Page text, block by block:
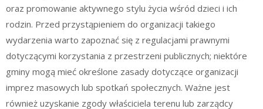
oraz promowanie aktywnego stylu życia wśród dzieci i ich
rodzin. Przed przystąpieniem do organizacji takiego
wydarzenia warto zapoznać się z regulacjami prawnymi
dotyczącymi korzystania z przestrzeni publicznych; niektóre
gminy mogą mieć określone zasady dotyczące organizacji
imprez masowych lub spotkań społecznych. Ważne jest
również uzyskanie zgody właściciela terenu lub zarządcy